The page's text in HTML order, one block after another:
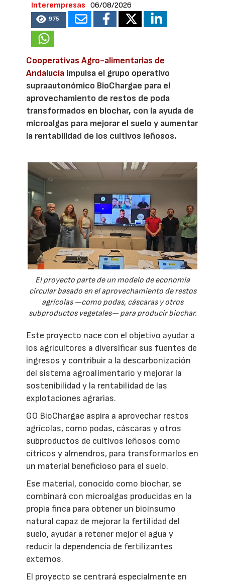
Interempresas
06/08/2026
975
Cooperativas Agro-alimentarias de
Andalucía impulsa el grupo operativo
supraautonómico BioChargae para el
aprovechamiento de restos de poda
transformados en biochar, con la ayuda de
microalgas para mejorar el suelo y aumentar
la rentabilidad de los cultivos leñosos.
El proyecto parte de un modelo de economía
circular basado en el aprovechamiento de restos
agrícolas —como podas, cáscaras y otros
subproductos vegetales— para producir biochar.
Este proyecto nace con el objetivo ayudar a
los agricultores a diversificar sus fuentes de
ingresos y contribuir a la descarbonización
del sistema agroalimentario y mejorar la
sostenibilidad y la rentabilidad de las
explotaciones agrarias.
GO BioChargae aspira a aprovechar restos
agrícolas, como podas, cáscaras y otros
subproductos de cultivos leñosos como
cítricos y almendros, para transformarlos en
un material beneficioso para el suelo.
Ese material, conocido como biochar, se
combinará con microalgas producidas en la
propia finca para obtener un bioinsumo
natural capaz de mejorar la fertilidad del
suelo, ayudar a retener mejor el agua y
reducir la dependencia de fertilizantes
externos.
El proyecto se centrará especialmente en